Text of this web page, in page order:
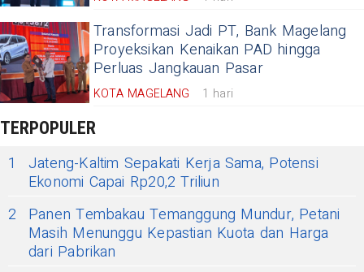
Transformasi Jadi PT, Bank Magelang
Proyeksikan Kenaikan PAD hingga
Perluas Jangkauan Pasar
KOTA MAGELANG 1 hari
TERPOPULER
1
Jateng-Kaltim Sepakati Kerja Sama, Potensi
Ekonomi Capai Rp20,2 Triliun
2
Panen Tembakau Temanggung Mundur, Petani
Masih Menunggu Kepastian Kuota dan Harga
dari Pabrikan